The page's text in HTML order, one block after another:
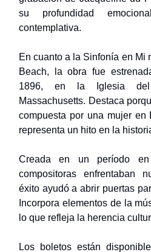
su profundidad
contemplativa.
En cuanto a la Sinfonía en Mi
Beach, la obra fue
1896, en la Iglesia
Massachusetts. Destaca
compuesta por una mujer en
representa un hito en la
Creada en un período
compositoras enfrentaban
éxito ayudó a abrir puertas
Incorpora elementos de la
lo que refleja la herencia
Los boletos están